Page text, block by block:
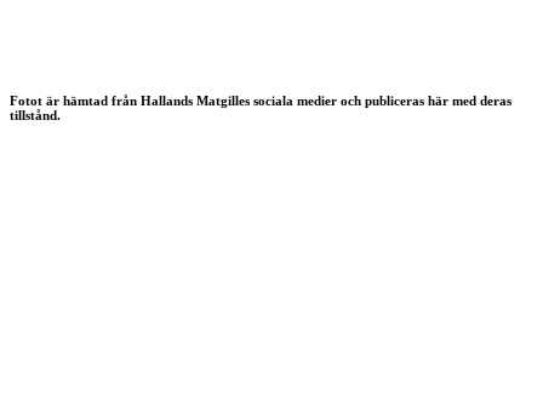
Fotot är hämtad från Hallands Matgilles sociala medier och publiceras här med deras
tillstånd.